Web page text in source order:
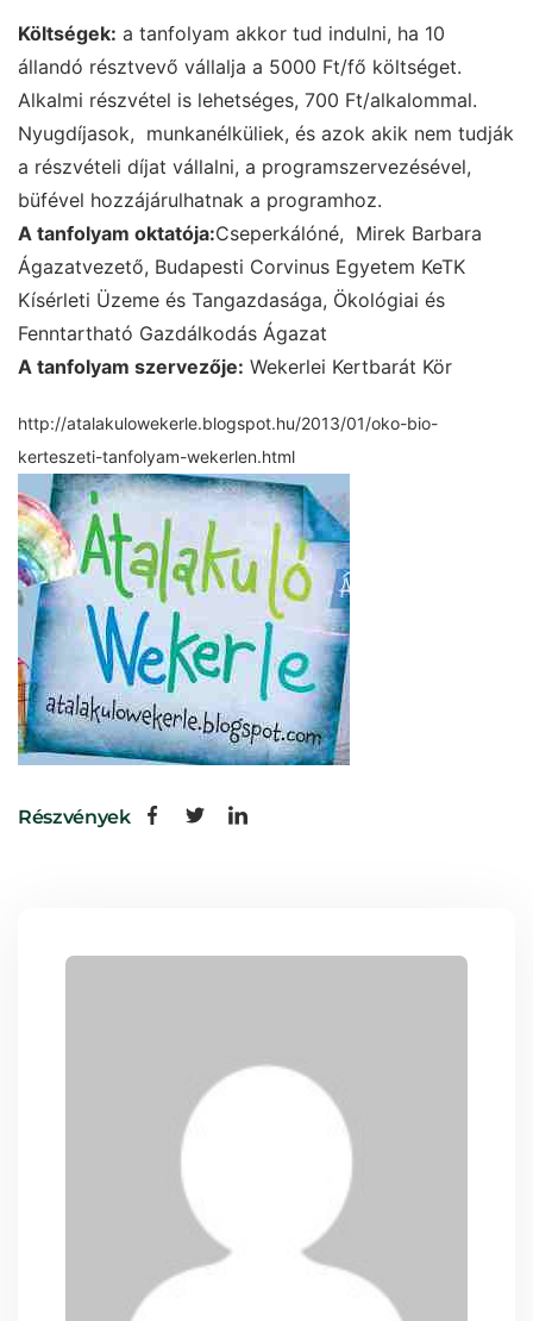
Költségek: a tanfolyam akkor tud indulni, ha 10
állandó résztvevő vállalja a 5000 Ft/fő költséget.
Alkalmi részvétel is lehetséges, 700 Ft/alkalommal.
Nyugdíjasok, munkanélküliek, és azok akik nem tudják
a részvételi díjat vállalni, a programszervezésével,
büfével hozzájárulhatnak a programhoz.
A tanfolyam oktatója:Cseperkálóné, Mirek Barbara
Ágazatvezető, Budapesti Corvinus Egyetem KeTK
Kísérleti Üzeme és Tangazdasága, Ökológiai és
Fenntartható Gazdálkodás Ágazat
A tanfolyam szervezője: Wekerlei Kertbarát Kör
http://atalakulowekerle.blogspot.hu/2013/01/oko-bio-
kerteszeti-tanfolyam-wekerlen.html
Részvények